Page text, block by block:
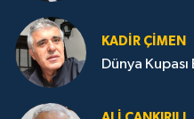
KADIR ÇIMEN
Dünya Kupası